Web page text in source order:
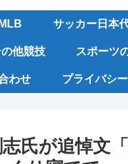
サッカー日本
他競技 スポーツ
わせ プライバシ
氏が追悼文